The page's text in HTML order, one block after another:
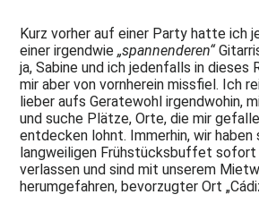
Development
auf
einen
Blick
2026
-
Chat
GPT
über
Dieter
Kurz vorher auf einer Party hatte ich
einer irgendwie„spannenderen“
ja, Sabine und ich jedenfalls in dieses
mir aber von vornherein missfiel. Ich
lieber aufs Geratewohl irgendwohin,
und suche Plätze, Orte, die mir
entdecken lohnt. Immerhin, wir
langweiligen Frühstücksbuffet sofort
verlassen und sind mit unserem
herumgefahren, bevorzugter Ort